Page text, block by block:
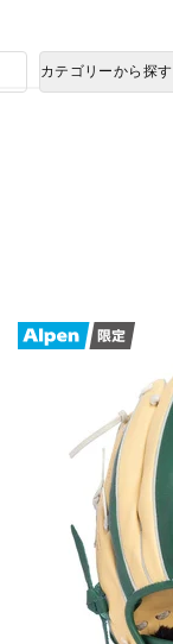
カテゴリーから探す